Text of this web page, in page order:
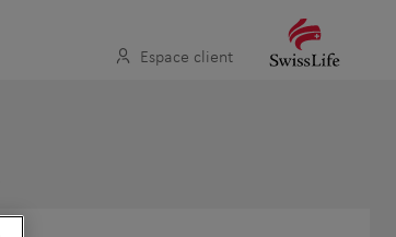
Espace client